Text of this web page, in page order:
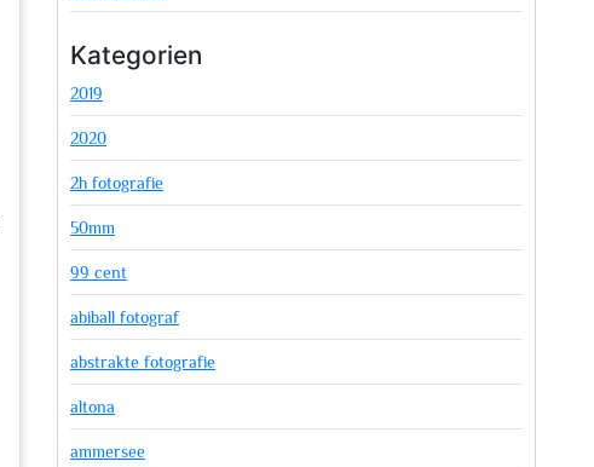
Kategorien
2019
2020
2h fotografie
50mm
99 cent
abiball fotograf
abstrakte fotografie
altona
ammersee